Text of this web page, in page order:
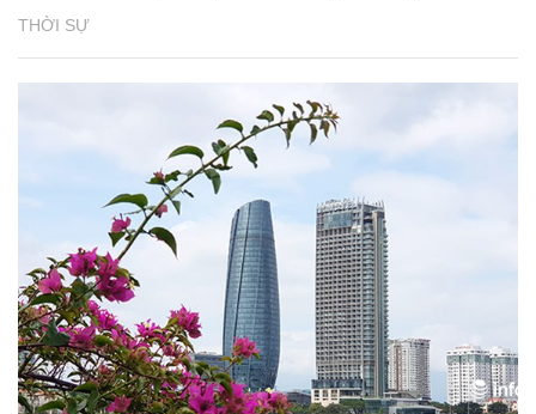
THỜI SỰ